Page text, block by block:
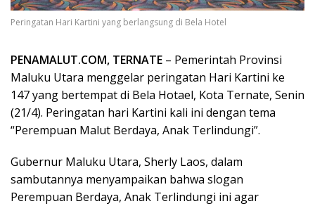
Peringatan Hari Kartini yang berlangsung di Bela Hotel
PENAMALUT.COM, TERNATE – Pemerintah Provinsi
Maluku Utara menggelar peringatan Hari Kartini ke
147 yang bertempat di Bela Hotael, Kota Ternate, Senin
(21/4). Peringatan hari Kartini kali ini dengan tema
“Perempuan Malut Berdaya, Anak Terlindungi”.
Gubernur Maluku Utara, Sherly Laos, dalam
sambutannya menyampaikan bahwa slogan
Perempuan Berdaya, Anak Terlindungi ini agar